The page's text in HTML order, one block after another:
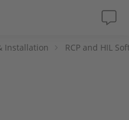
Installation RCP and HIL